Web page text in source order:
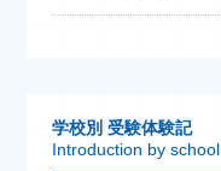
学校別 受験体験記
Introduction by school